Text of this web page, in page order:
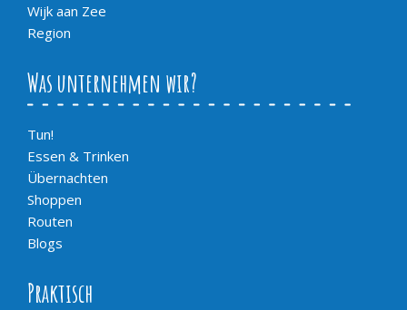
Wijk aan Zee
Region
Was unternehmen wir?
Tun!
Essen & Trinken
Übernachten
Shoppen
Routen
Blogs
Praktisch